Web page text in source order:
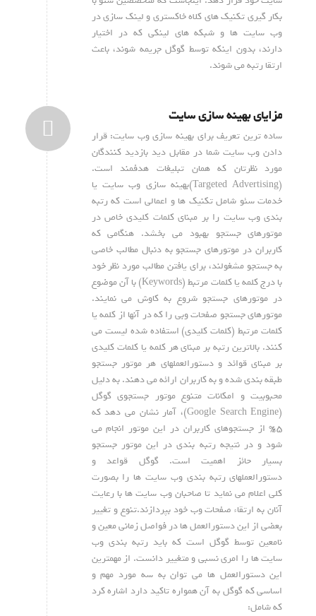
بکار گیری تکنیک های کلاه خاکستری و لینک سازی در
وب سایت ها و شبکه های لینکی که در اختیار
دارند، بدون اینکه توسط گوگل جریمه شوند، باعث
ارتقا رتبه می شوند.
مزایای بهینه سازی سایت
ساده ترین تعریف برای بهینه سازی وب سایت: قرار
دادن وب سایت شما در مقابل دید بازدید کنندگان
مورد نظرتان که همان تبلیغات هدفمند است.
(Targeted Advertising)بهینه سازی وب سایت یا
خدمات سئو شامل تکنیک ها و اعمالی است که رتبه
بندی وب سایت را بر مبنای کلمات کلیدی خاص در
موتورهای جستجو بهبود می بخشد. هنگامی که
کاربران در موتورهای جستجو به دنبال مطالب خاصی
به جستجو مشغولند، برای یافتن مطالب مورد نظر خود
با درج کلمه یا کلمات مرتبط (Keywords) با آن موضوع
در موتورهای جستجو شروع به کاوش می نمایند.
موتورهای جستجو صفحات وبی را که در آنها از کلمه یا
کلمات مرتبط (کلمات کلیدی) استفاده شده لیست می
کنند. بالاترین رتبه بر مبنای هر کلمه یا کلمات کلیدی
بر مبنای قوائد و دستورالعملهای هر موتور جستجو
طبقه بندی شده و به کاربران ارائه می دهند. به دلیل
محبوبیت و امکانات متنوع موتور جستجوی گوگل
(Google Search Engine)، آمار نشان می دهد که
۶۵% از جستجوهای کاربران در این موتور انجام می
شود و در نتیجه رتبه بندی در این موتور جستجو
بسیار حائز اهمیت است. گوگل قواعد و
دستورالعملهای رتبه بندی وب سایت ها را بصورت
کلی اعلام می نماید تا صاحبان وب سایت ها با رعایت
آنان به ارتقاء صفحات وب خود بپردازند.تنوع و تغییر
بعضی از این دستورالعمل ها در فواصل زمانی معین و
نامعین توسط گوگل است که باید رتبه بندی وب
سایت ها را امری نسبی و متغییر دانست. از مهمترین
این دستورالعمل ها می توان به سه مورد مهم و
اساسی که گوگل به آن همواره تاکید دارد اشاره کرد
که شامل: